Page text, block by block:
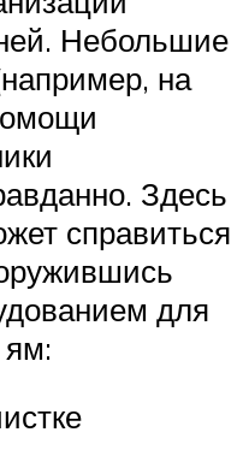
Небольшие
на
Здесь
справиться
для